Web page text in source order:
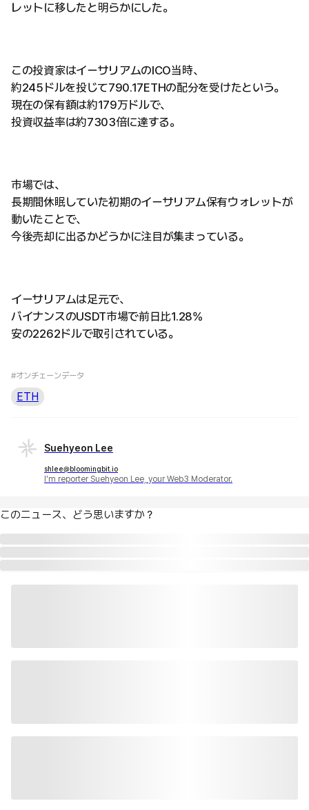
レットに移したと明らかにした。
この投資家はイーサリアムのICO当時、
約245ドルを投じて790.17ETHの配分を受けたという。
現在の保有額は約179万ドルで、
投資収益率は約7303倍に達する。
市場では、
長期間休眠していた初期のイーサリアム保有ウォレットが
動いたことで、
今後売却に出るかどうかに注目が集まっている。
イーサリアムは足元で、
バイナンスのUSDT市場で前日比1.28%
安の2262ドルで取引されている。
#オンチェーンデータ
ETH
Suehyeon Lee
shlee@bloomingbit.io
I'm reporter Suehyeon Lee, your Web3 Moderator.
このニュース、どう思いますか？